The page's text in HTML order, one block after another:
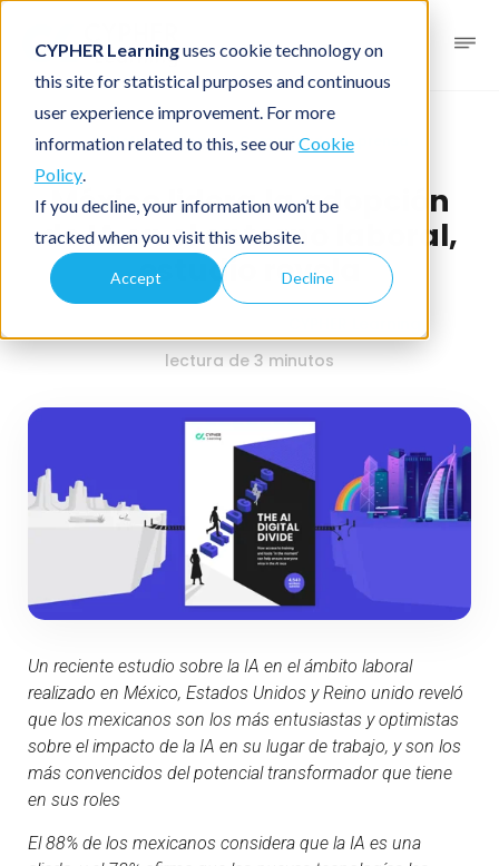
CYPHER Learninguses cookie technology on
this site for statistical purposes and continuous
user experience improvement. For more
information related to this, see ourCookie
Policy.
If you decline, your information won’t be
tracked when you visit this website.
Accept Decline
Noticias blog Comunicado de prensa
México lidera la adopción
de IA en el entorno laboral,
estudio revela
lectura de 3 minutos
Un reciente estudio sobre la IA en el ámbito laboral
realizado en México, Estados Unidos y Reino unido reveló
que los mexicanos son los más entusiastas y optimistas
sobre el impacto de la IA en su lugar de trabajo, y son los
más convencidos del potencial transformador que tiene
en sus roles
El 88% de los mexicanos considera que la IA es una